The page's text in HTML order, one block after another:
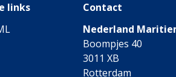
links
Contact
Nederland
Boompjes 40
3011 XB
Rotterdam